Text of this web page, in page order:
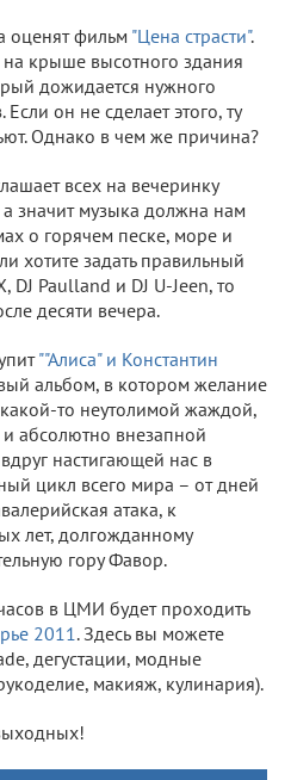
оценят фильм "Цена страсти".
на крыше высотного здания
дожидается нужного
он не сделает этого, ту
Однако в чем же причина?
всех на вечеринку
а значит музыка должна нам
о горячем песке, море и
хотите задать правильный
DJ Paulland и DJ U-Jeen, то
десяти вечера.
""Алиса" и Константин
альбом, в котором желание
то неутолимой жаждой,
абсолютно внезапной
настигающей нас в
цикл всего мира – от дней
атака, к
лет, долгожданному
гору Фавор.
в ЦМИ будет проходить
2011 . Здесь вы можете
дегустации, модные
макияж, кулинария).